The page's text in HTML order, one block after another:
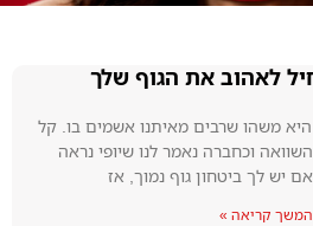
היא משהו שרבים מאיתנו אשמים בו. קל
וכחברה נאמר לנו שיופי נראה
יש לך ביטחון גוף נמוך, אז
המשך קריאה »